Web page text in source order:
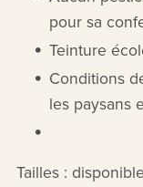
pour sa
Teinture
Conditions
les paysans
Tailles :